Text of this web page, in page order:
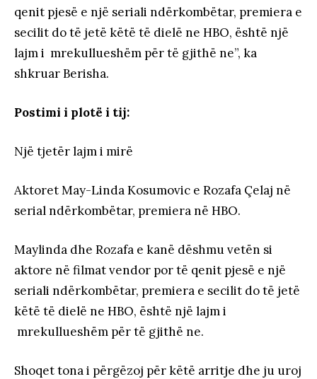
qenit pjesë e një seriali ndërkombëtar, premiera e
secilit do të jetë këtë të dielë ne HBO, është një
lajm i mrekullueshëm për të gjithë ne”, ka
shkruar Berisha.
Postimi i plotë i tij:
Një tjetër lajm i mirë
Aktoret May-Linda Kosumovic e Rozafa Çelaj në
serial ndërkombëtar, premiera në HBO.
Maylinda dhe Rozafa e kanë dëshmu vetën si
aktore në filmat vendor por të qenit pjesë e një
seriali ndërkombëtar, premiera e secilit do të jetë
këtë të dielë ne HBO, është një lajm i
mrekullueshëm për të gjithë ne.
Shoqet tona i përgëzoj për këtë arritje dhe ju uroj